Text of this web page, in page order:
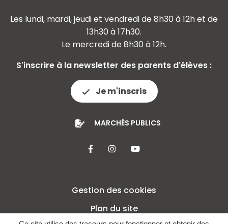
Les lundi, mardi, jeudi et vendredi de 8h30 à 12h et de
13h30 à 17h30.
Le mercredi de 8h30 à 12h.
S'inscrire à la newsletter des parents d'élèves :
Je m'inscris
MARCHÉS PUBLICS
Lien vers le compte Facebook
Lien vers le compte
Lien vers la chaîne
Gestion des cookies
Plan du site